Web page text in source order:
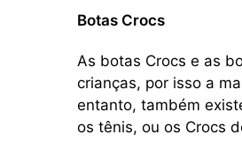
Botas Crocs
As botas Crocs e as
crianças, por isso a
entanto, também
os tênis, ou os Crocs